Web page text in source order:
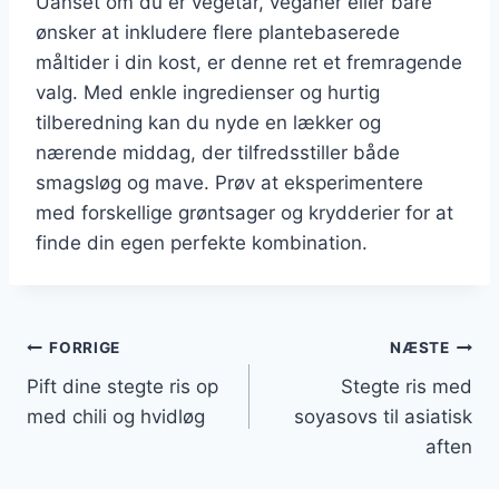
ønsker at inkludere flere plantebaserede
måltider i din kost, er denne ret et fremragende
valg. Med enkle ingredienser og hurtig
tilberedning kan du nyde en lækker og
nærende middag, der tilfredsstiller både
smagsløg og mave. Prøv at eksperimentere
med forskellige grøntsager og krydderier for at
finde din egen perfekte kombination.
Indlægsnavigation
FORRIGE
Pift dine stegte ris op
med chili og hvidløg
NÆSTE
Stegte ris med
soyasovs til asiatisk
aften